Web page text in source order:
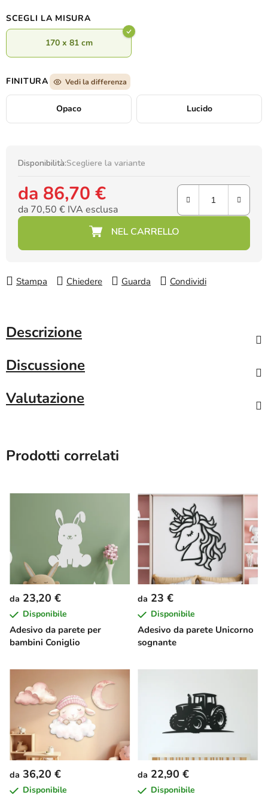
SCEGLI LA MISURA
170 x 81 cm
FINITURA Vedi la differenza
Opaco Lucido
Disponibilità:Scegliere la variante
da 86,70 €
da 70,50 € IVA esclusa
Prezzo della misura:
Stampa Chiedere Guarda Condividi
Descrizione
Discussione
Valutazione
Prodotti correlati
Adesivo da parete per
bambini Coniglio
da 23,20 €
Disponibile
Adesivo da parete Unicorno
sognante
da 23 €
Disponibile
da 36,20 €
Disponibile
da 22,90 €
Disponibile